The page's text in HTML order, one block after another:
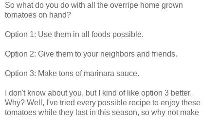
So what do you do with all the overripe home grown
tomatoes on hand?
Option 1: Use them in all foods possible.
Option 2: Give them to your neighbors and friends.
Option 3: Make tons of marinara sauce.
I don't know about you, but I kind of like option 3 better.
Why? Well, I've tried every possible recipe to enjoy these
tomatoes while they last in this season, so why not make